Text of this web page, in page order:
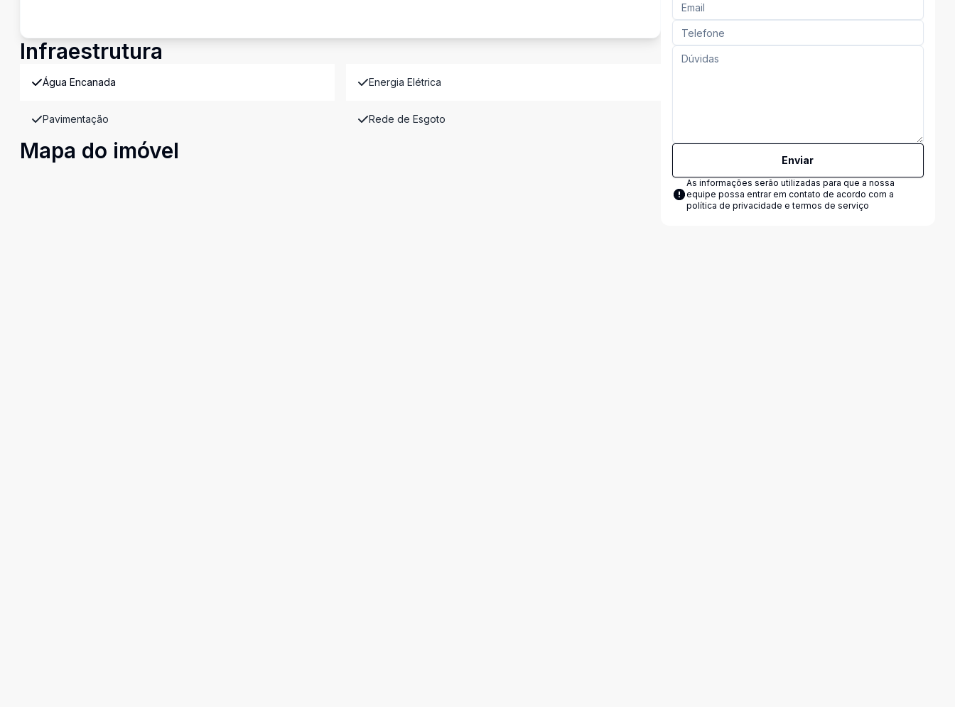
Infraestrutura
Água Encanada Energia Elétrica
Pavimentação Rede de Esgoto
Mapa do imóvel Enviar
As informações serão utilizadas para que a nossa
equipe possa entrar em contato de acordo com a
política de privacidade e termos de serviço